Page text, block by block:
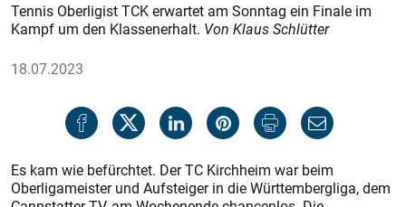
Tennis Oberligist TCK erwartet am Sonntag ein Finale im
Kampf um den Klassenerhalt. Von Klaus Schlütter
18.07.2023
Es kam wie befürchtet. Der TC Kirchheim war beim
Oberligameister und Aufsteiger in die Württembergliga, dem